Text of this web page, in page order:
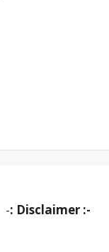
-: Disclaimer :-